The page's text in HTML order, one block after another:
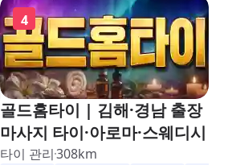
4
골드홈타이 | 김해·경남 출장
마사지 타이·아로마·스웨디시
타이 관리308km